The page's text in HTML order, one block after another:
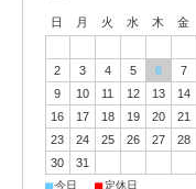
日 月 火 水 木 金
2
3 4 5 6 7
9
10 11 12 13 14
16
17 18 19 20 21
23
24 25 26 27 28
30
31
■今日 ■定休日